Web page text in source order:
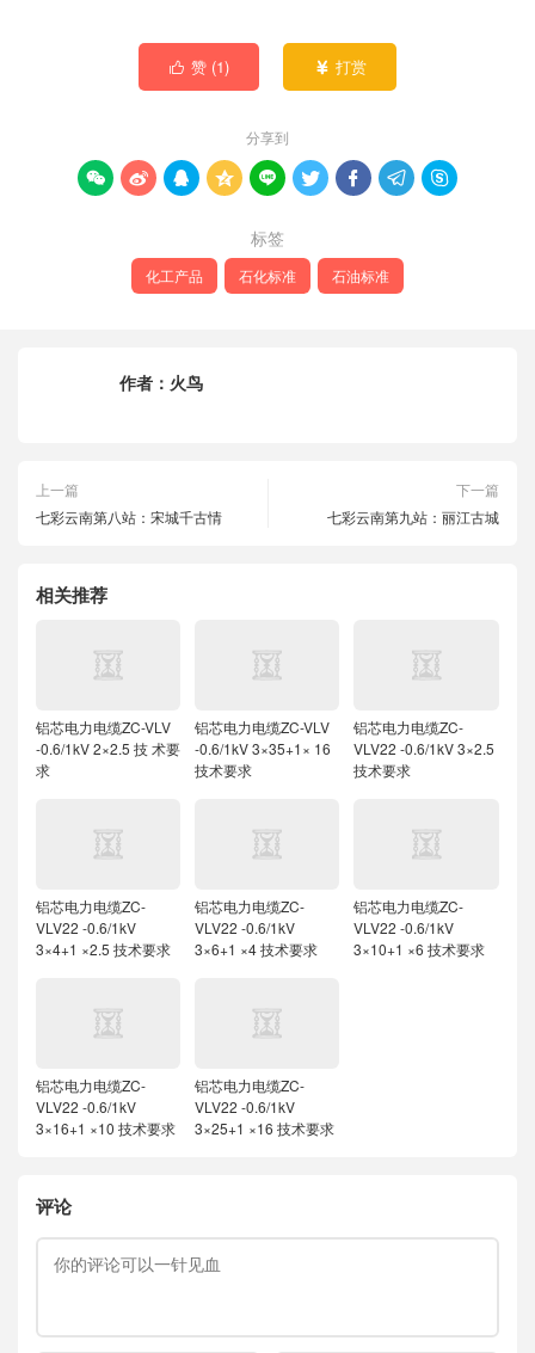
 赞 (1)  打赏
分享到
        
标签
化工产品 石化标准 石油标准
作者： 火鸟
上一篇
七彩云南第八站：宋城千古情
下一篇
七彩云南第九站：丽江古城
相关推荐
铝芯电力电缆ZC-VLV
-0.6/1kV 2×2.5 技 术要
求
铝芯电力电缆ZC-VLV
-0.6/1kV 3×35+1× 16
技术要求
铝芯电力电缆ZC-
VLV22 -0.6/1kV 3×2.5
技术要求
铝芯电力电缆ZC-
VLV22 -0.6/1kV
3×4+1 ×2.5 技术要求
铝芯电力电缆ZC-
VLV22 -0.6/1kV
3×6+1 ×4 技术要求
铝芯电力电缆ZC-
VLV22 -0.6/1kV
3×10+1 ×6 技术要求
铝芯电力电缆ZC-
VLV22 -0.6/1kV
3×16+1 ×10 技术要求
铝芯电力电缆ZC-
VLV22 -0.6/1kV
3×25+1 ×16 技术要求
评论